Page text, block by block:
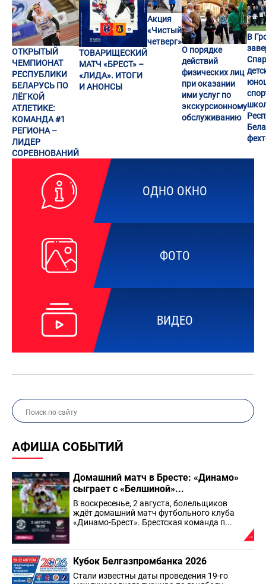
ОДНО ОКНО
ФОТО
ВИДЕО
АФИША СОБЫТИЙ
Домашний матч в Бресте: «Динамо»
сыграет с «Белшиной»...
В воскресенье, 2 августа, болельщиков
ждёт домашний матч футбольного клуба
«Динамо-Брест». Брестская команда п...
Кубок Белгазпромбанка 2026
Стали известны даты проведения 19-го
ОТКРЫТЫЙ
ЧЕМПИОНАТ
РЕСПУБЛИКИ
БЕЛАРУСЬ ПО
ЛЁГКОЙ
АТЛЕТИКЕ:
КОМАНДА #1
РЕГИОНА –
ЛИДЕР
СОРЕВНОВАНИЙ
ТОВАРИЩЕСКИЙ
МАТЧ «БРЕСТ» –
«ЛИДА». ИТОГИ
И АНОНСЫ
Акция
«Чистый
четверг»
О порядке
действий
физических лиц
при оказании
ими услуг по
экскурсионному
обслуживанию
В